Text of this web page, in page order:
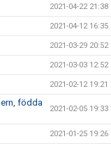
2021-04-22 21:38
2021-04-12 16:35
2021-03-29 20:52
2021-03-03 12:52
2021-02-12 19:21
födda
2021-02-05 19:33
2021-01-25 19:26